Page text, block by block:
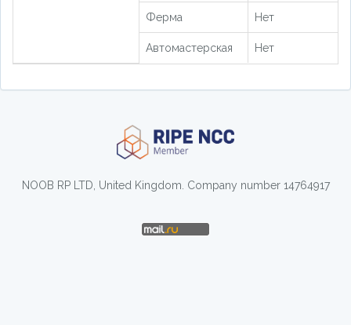
Ферма Нет
Автомастерская Нет
NOOB RP LTD, United Kingdom. Company number 14764917